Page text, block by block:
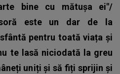
bine cu mătușa ei"/
este un dar de la
pentru toată viața și
te lasă niciodată la greu
uniți și să fiți sprijin și